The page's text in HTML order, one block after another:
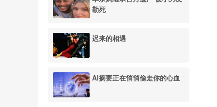
勒死
迟来的相遇
AI摘要正在悄悄偷走你的心血